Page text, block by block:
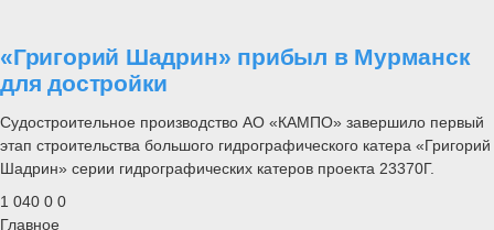
«Григорий Шадрин» прибыл в Мурманск
для достройки
Судостроительное производство АО «КАМПО» завершило первый
этап строительства большого гидрографического катера «Григорий
Шадрин» серии гидрографических катеров проекта 23370Г.
1 040 0 0
Главное